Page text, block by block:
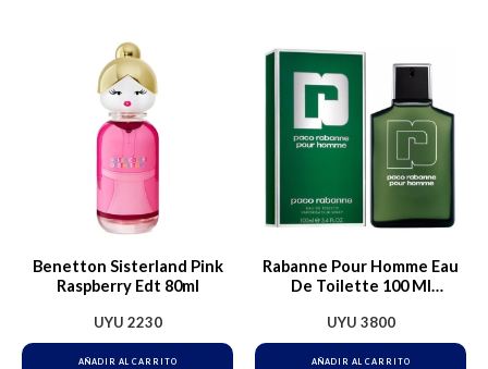
Benetton Sisterland Pink
Raspberry Edt 80ml
UYU 2230
AÑADIR AL CARRITO
Rabanne Pour Homme Eau
De Toilette 100 Ml
100ml Para Hombre
UYU 3800
AÑADIR AL CARRITO